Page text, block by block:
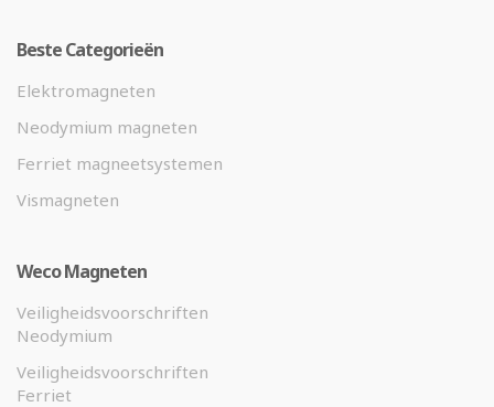
Beste Categorieën
Elektromagneten
Neodymium magneten
Ferriet magneetsystemen
Vismagneten
Weco Magneten
Veiligheidsvoorschriften
Neodymium
Veiligheidsvoorschriften
Ferriet